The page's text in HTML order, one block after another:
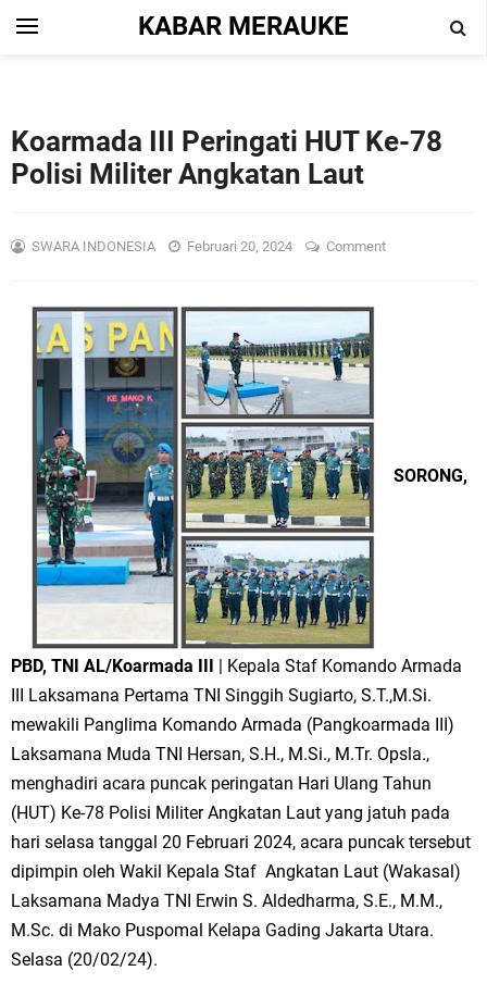
KABAR MERAUKE
Koarmada III Peringati HUT Ke-78
Polisi Militer Angkatan Laut
SWARA INDONESIA Februari 20, 2024 Comment
SORONG,
PBD, TNI AL/Koarmada III | Kepala Staf Komando Armada
III Laksamana Pertama TNI Singgih Sugiarto, S.T.,M.Si.
mewakili Panglima Komando Armada (Pangkoarmada III)
Laksamana Muda TNI Hersan, S.H., M.Si., M.Tr. Opsla.,
menghadiri acara puncak peringatan Hari Ulang Tahun
(HUT) Ke-78 Polisi Militer Angkatan Laut yang jatuh pada
hari selasa tanggal 20 Februari 2024, acara puncak tersebut
dipimpin oleh Wakil Kepala Staf Angkatan Laut (Wakasal)
Laksamana Madya TNI Erwin S. Aldedharma, S.E., M.M.,
M.Sc. di Mako Puspomal Kelapa Gading Jakarta Utara.
Selasa (20/02/24).